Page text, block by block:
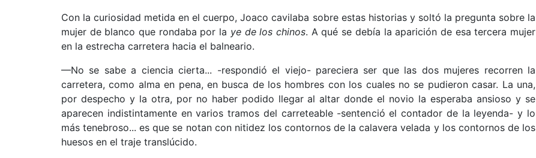
Con la curiosidad metida en el cuerpo, Joaco cavilaba sobre estas historias y soltó la pregunta sobre la
mujer de blanco que rondaba por la ye de los chinos. A qué se debía la aparición de esa tercera mujer
en la estrecha carretera hacia el balneario.
—No se sabe a ciencia cierta... -respondió el viejo- pareciera ser que las dos mujeres recorren la
carretera, como alma en pena, en busca de los hombres con los cuales no se pudieron casar. La una,
por despecho y la otra, por no haber podido llegar al altar donde el novio la esperaba ansioso y se
aparecen indistintamente en varios tramos del carreteable -sentenció el contador de la leyenda- y lo
más tenebroso... es que se notan con nitidez los contornos de la calavera velada y los contornos de los
huesos en el traje translúcido.